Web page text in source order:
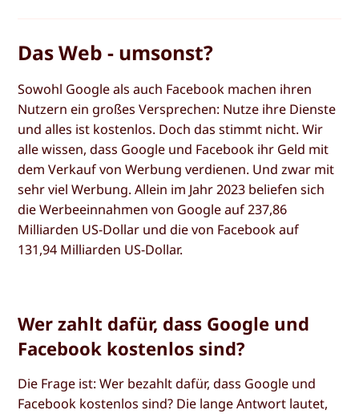
Das Web - umsonst?
Sowohl Google als auch Facebook machen ihren
Nutzern ein großes Versprechen: Nutze ihre Dienste
und alles ist kostenlos. Doch das stimmt nicht. Wir
alle wissen, dass Google und Facebook ihr Geld mit
dem Verkauf von Werbung verdienen. Und zwar mit
sehr viel Werbung. Allein im Jahr 2023 beliefen sich
die Werbeeinnahmen von Google auf 237,86
Milliarden US-Dollar und die von Facebook auf
131,94 Milliarden US-Dollar.
Wer zahlt dafür, dass Google und
Facebook kostenlos sind?
Die Frage ist: Wer bezahlt dafür, dass Google und
Facebook kostenlos sind? Die lange Antwort lautet,